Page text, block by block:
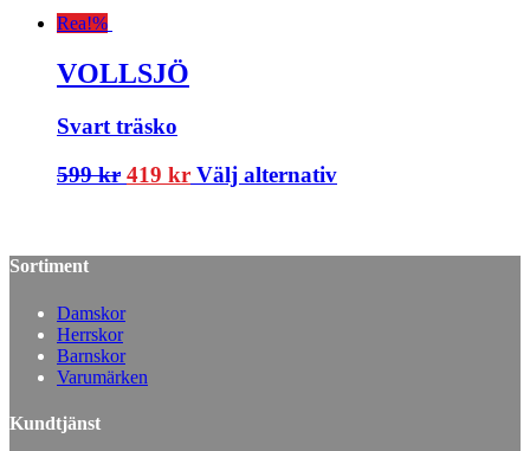
Rea!%
VOLLSJÖ
Svart träsko
599kr 419 kr Välj alternativ
Sortiment
Damskor
Herrskor
Barnskor
Varumärken
Kundtjänst